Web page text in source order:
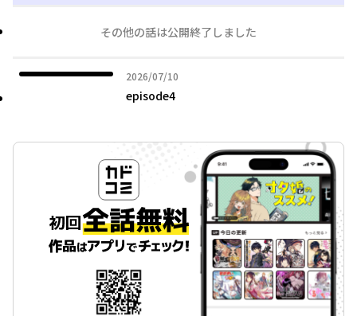
その他の話は公開終了しました
2026/07/10
2026年07月10日
episode4